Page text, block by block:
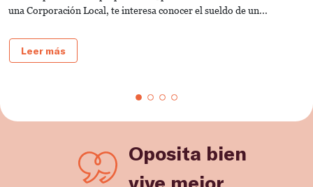
una Corporación Local, te interesa conocer el sueldo de un...
Leer más
Oposita bien
vive mejor